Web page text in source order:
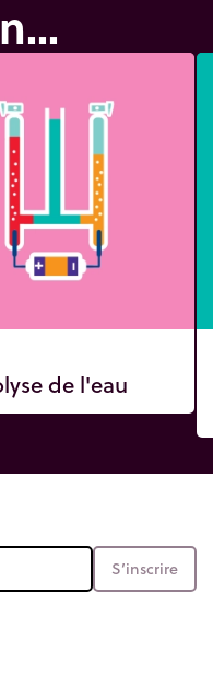
de l'eau
S’inscrire